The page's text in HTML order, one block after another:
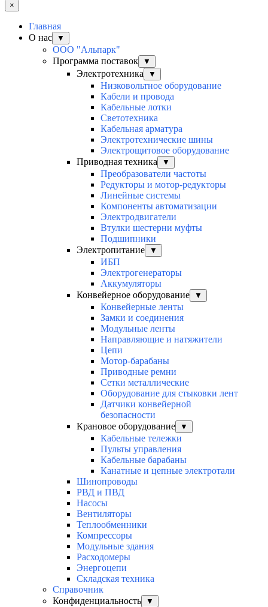
×
Главная
О нас
▼
ООО "Альпарк"
Программа поставок
▼
Электротехника ▼
Низковольтное оборудование
Кабели и провода
Кабельные лотки
Светотехника
Кабельная арматура
Электротехнические шины
Электрощитовое оборудование
Приводная техника
▼
Преобразователи частоты
Редукторы и мотор-редукторы
Линейные системы
Компоненты автоматизации
Электродвигатели
Втулки шестерни муфты
Подшипники
Электропитание
▼
ИБП
Электрогенераторы
Аккумуляторы
Конвейерное оборудование
▼
Конвейерные ленты
Замки и соединения
Модульные ленты
Направляющие и натяжители
Цепи
Мотор-барабаны
Приводные ремни
Сетки металлические
Оборудование для стыковки лент
Датчики конвейерной
безопасности
Крановое оборудование
▼
Кабельные тележки
Пульты управления
Кабельные барабаны
Канатные и цепные электротали
Шинопроводы
РВД и ПВД
Насосы
Вентиляторы
Теплообменники
Компрессоры
Модульные здания
Расходомеры
Энергоцепи
Складская техника
Справочник
Конфиденциальность
▼